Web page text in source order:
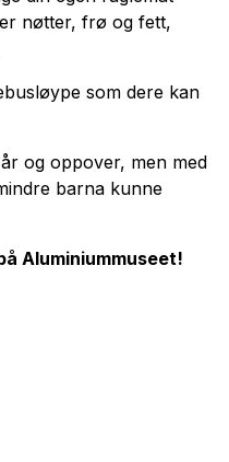
nøtter, frø og fett,
som dere kan
og oppover, men med
barna kunne
Aluminiummuseet!